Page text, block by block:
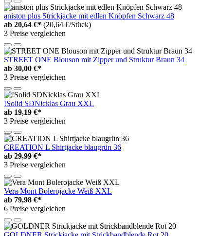
aniston plus Strickjacke mit edlen Knöpfen Schwarz 48
ab 20,64 €* (20,64 €/Stück)
3 Preise vergleichen
STREET ONE Blouson mit Zipper und Struktur Braun 34
ab 30,00 €*
3 Preise vergleichen
!Solid SDNicklas Grau XXL
ab 19,19 €*
3 Preise vergleichen
CREATION L Shirtjacke blaugrün 36
ab 29,99 €*
3 Preise vergleichen
Vera Mont Bolerojacke Weiß XXL
ab 79,98 €*
6 Preise vergleichen